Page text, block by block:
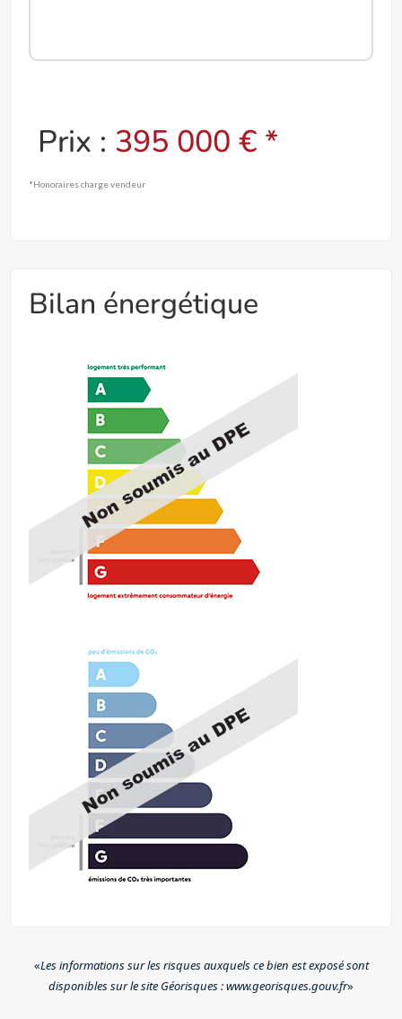
Prix : 395 000 € *
*Honoraires charge vendeur
Bilan énergétique
«Les informations sur les risques auxquels ce bien est exposé sont
disponibles sur le site Géorisques : www.georisques.gouv.fr»